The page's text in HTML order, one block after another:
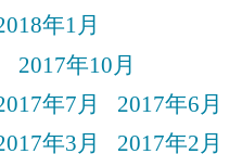
年1月
2017年10月
年7月
2017年6月
年3月
2017年2月